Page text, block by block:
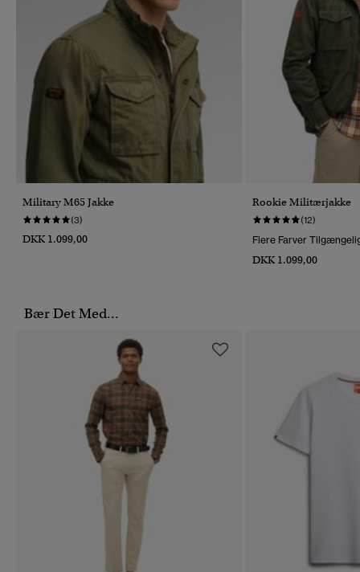
Military M65 Jakke
(3)
DKK 1.099,00
Rookie Militærjakke
(12)
Flere Farver
DKK 1.099,00
Bær Det Med...